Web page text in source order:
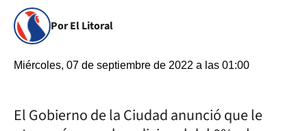
Por El Litoral
Miércoles, 07 de septiembre de 2022 a las 01:00
El Gobierno de la Ciudad anunció que le